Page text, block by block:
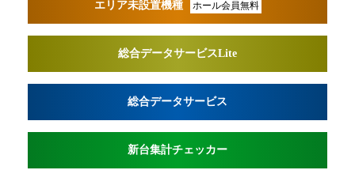
エリア未設置機種 ホール会員無料
総合データサービスLite
総合データサービス
新台集計チェッカー